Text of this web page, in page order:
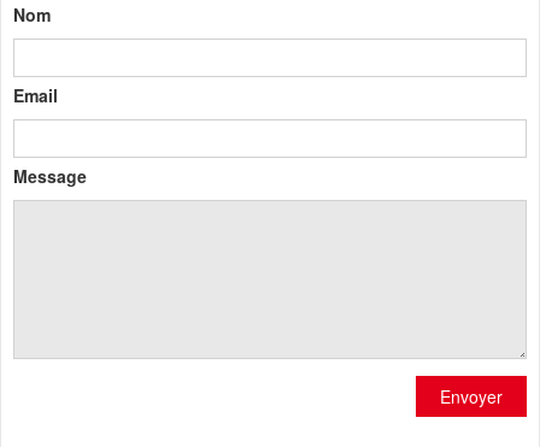
Nom
Email
Message
Envoyer